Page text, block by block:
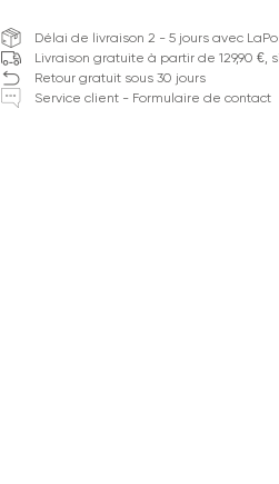
Délai de livraison 2 - 5 jours avec
Livraison gratuite à partir de 129,90 €,
Retour gratuit sous 30 jours
Service client - Formulaire de contact